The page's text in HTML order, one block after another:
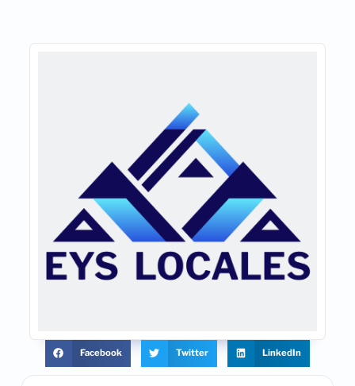
Facebook Twitter LinkedIn